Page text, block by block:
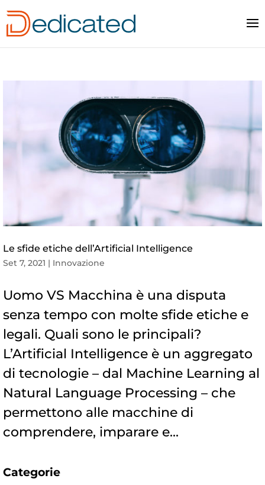
Le sfide etiche dell’Artificial Intelligence
Set 7, 2021 | Innovazione
Uomo VS Macchina è una disputa
senza tempo con molte sfide etiche e
legali. Quali sono le principali?
L’Artificial Intelligence è un aggregato
di tecnologie – dal Machine Learning al
Natural Language Processing – che
permettono alle macchine di
comprendere, imparare e...
Categorie